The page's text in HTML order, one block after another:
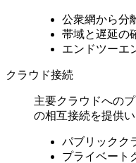
公衆網から分
帯域と遅延の
エンドツーエ
クラウド接続
主要クラウドへの
の相互接続を提供い
パブリックク
プライベート